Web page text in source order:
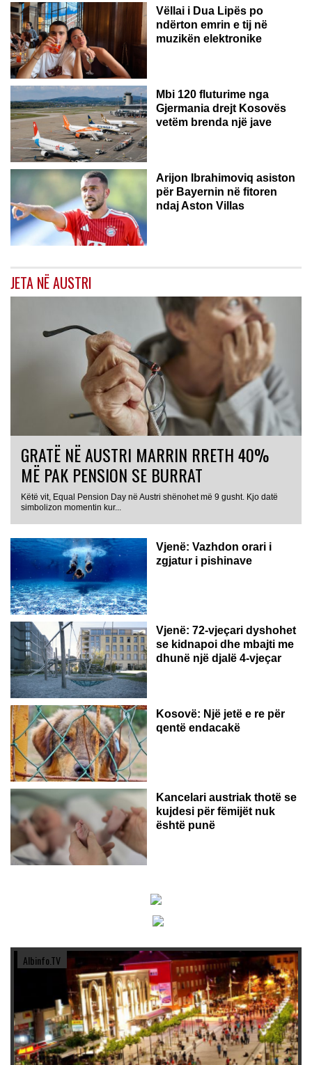
Vëllai i Dua Lipës po
ndërton emrin e tij në
muzikën elektronike
GJERMANI
Mbi 120 fluturime nga
Gjermania drejt Kosovës
vetëm brenda një jave
Arijon Ibrahimoviq asiston
për Bayernin në fitoren
ndaj Aston Villas
JETA NË AUSTRI
GRATË NË AUSTRI MARRIN RRETH 40%
MË PAK PENSION SE BURRAT
Këtë vit, Equal Pension Day në Austri shënohet më 9 gusht. Kjo datë
simbolizon momentin kur...
Vjenë: Vazhdon orari i
zgjatur i pishinave
Vjenë: 72-vjeçari dyshohet
se kidnapoi dhe mbajti me
dhunë një djalë 4-vjeçar
Kosovë: Një jetë e re për
qentë endacakë
Kancelari austriak thotë se
kujdesi për fëmijët nuk
është punë
Albinfo.TV